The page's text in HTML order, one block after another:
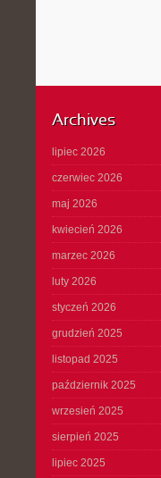
Archives
lipiec 2026
czerwiec 2026
maj 2026
kwiecień 2026
marzec 2026
luty 2026
styczeń 2026
grudzień 2025
listopad 2025
październik 2025
wrzesień 2025
sierpień 2025
lipiec 2025